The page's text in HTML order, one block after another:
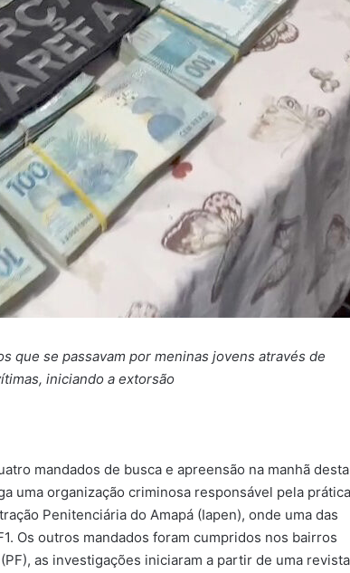
que se passavam por meninas jovens através de
iniciando a extorsão
mandados de busca e apreensão na manhã desta
uma organização criminosa responsável pela prática
Penitenciária do Amapá (Iapen), onde uma das
Os outros mandados foram cumpridos nos bairros
as investigações iniciaram a partir de uma revista